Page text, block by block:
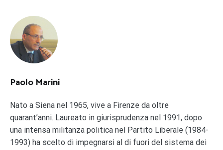
Paolo Marini
Nato a Siena nel 1965, vive a Firenze da oltre
quarant’anni. Laureato in giurisprudenza nel 1991, dopo
una intensa militanza politica nel Partito Liberale (1984-
1993) ha scelto di impegnarsi al di fuori del sistema dei